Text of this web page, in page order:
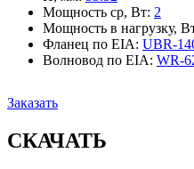
Мощность ср, Вт: 2
Мощность в нагрузку,
Фланец по EIA: UBR-
Волновод по EIA: WR-
Заказать
СКАЧАТЬ